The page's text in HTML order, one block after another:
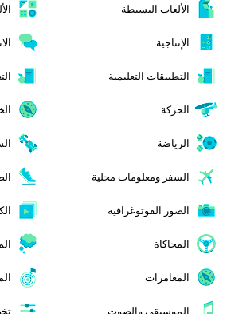
الألعاب البسيطة
الإنتاجية
التطبيقات التعليمية
الحركة
الرياضة
السفر ومعلومات محلية
الصور الفوتوغرافية
المحاكاة
المغامرات
الموسيقى والصوت